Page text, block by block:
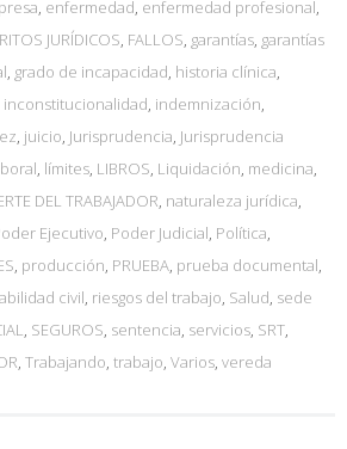
, enfermedad, enfermedad profesional,
JURÍDICOS, FALLOS, garantías, garantías
, grado de incapacidad, historia clínica,
inconstitucionalidad, indemnización,
, juicio, Jurisprudencia, Jurisprudencia
, límites, LIBROS, Liquidación, medicina,
DEL TRABAJADOR, naturaleza jurídica,
Ejecutivo, Poder Judicial, Política,
, producción, PRUEBA, prueba documental,
civil, riesgos del trabajo, Salud, sede
, SEGUROS, sentencia, servicios, SRT,
, Trabajando, trabajo, Varios, vereda